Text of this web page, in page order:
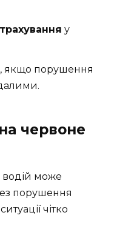
у
, якщо порушення
червоне
водій може
порушення
чітко